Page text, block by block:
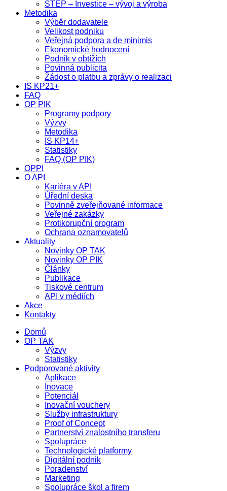
STEP – Investice – vývoj a výroba
Metodika
Výběr dodavatele
Velikost podniku
Veřejná podpora a de minimis
Ekonomické hodnocení
Podnik v obtížích
Povinná publicita
Žádost o platbu a zprávy o realizaci
IS KP21+
FAQ
OP PIK
Programy podpory
Výzvy
Metodika
IS KP14+
Statistiky
FAQ (OP PIK)
OPPI
O API
Kariéra v API
Úřední deska
Povinně zveřejňované informace
Veřejné zakázky
Protikorupční program
Ochrana oznamovatelů
Aktuality
Novinky OP TAK
Novinky OP PIK
Články
Publikace
Tiskové centrum
API v médiích
Akce
Kontakty
Domů
OP TAK
Výzvy
Statistiky
Podporované aktivity
Aplikace
Inovace
Potenciál
Inovační vouchery
Služby infrastruktury
Proof of Concept
Partnerství znalostního transferu
Spolupráce
Technologické platformy
Digitální podnik
Poradenství
Marketing
Spolupráce škol a firem